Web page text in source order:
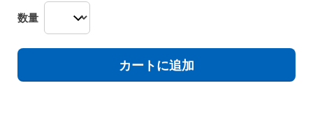
数量
カートに追加